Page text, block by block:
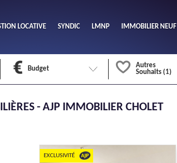
LOCATIVE SYNDIC LMNP IMMOBILIER NEUF
Budget
min
Autres
Souhaits (1)
1
2 3
- AJP IMMOBILIER CHOLET
EXCLUSIVITÉ